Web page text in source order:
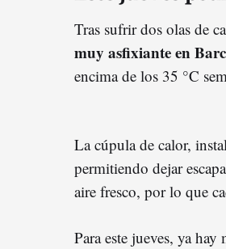
Tras sufrir dos olas de
muy asfixiante en
encima de los 35 °C
La cúpula de calor,
permitiendo dejar
aire fresco, por lo que
Para este jueves, ya